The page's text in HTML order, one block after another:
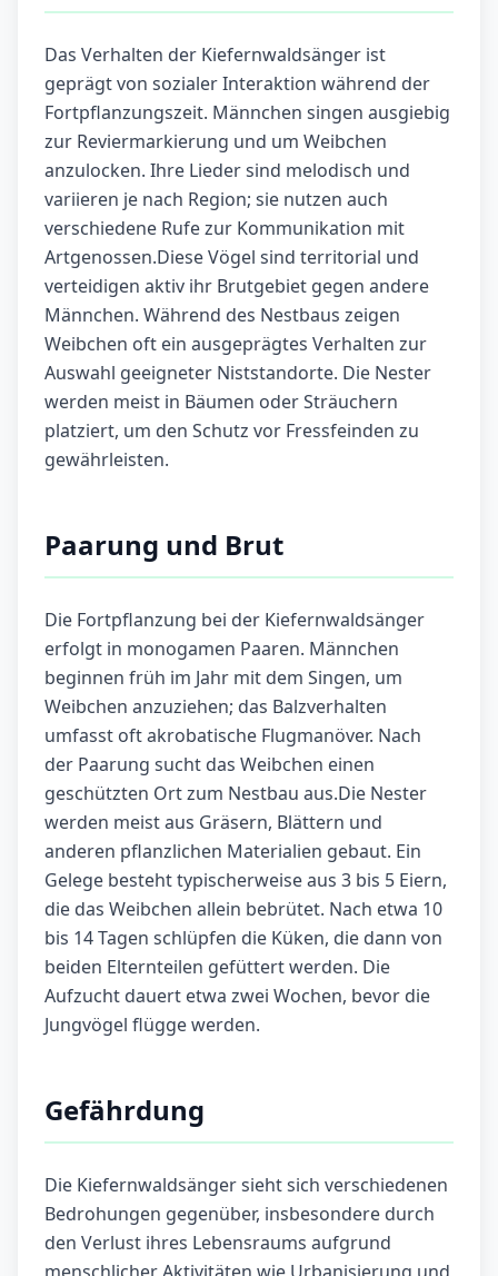
Das Verhalten der Kiefernwaldsänger ist
geprägt von sozialer Interaktion während der
Fortpflanzungszeit. Männchen singen ausgiebig
zur Reviermarkierung und um Weibchen
anzulocken. Ihre Lieder sind melodisch und
variieren je nach Region; sie nutzen auch
verschiedene Rufe zur Kommunikation mit
Artgenossen.Diese Vögel sind territorial und
verteidigen aktiv ihr Brutgebiet gegen andere
Männchen. Während des Nestbaus zeigen
Weibchen oft ein ausgeprägtes Verhalten zur
Auswahl geeigneter Niststandorte. Die Nester
werden meist in Bäumen oder Sträuchern
platziert, um den Schutz vor Fressfeinden zu
gewährleisten.
Paarung und Brut
Die Fortpflanzung bei der Kiefernwaldsänger
erfolgt in monogamen Paaren. Männchen
beginnen früh im Jahr mit dem Singen, um
Weibchen anzuziehen; das Balzverhalten
umfasst oft akrobatische Flugmanöver. Nach
der Paarung sucht das Weibchen einen
geschützten Ort zum Nestbau aus.Die Nester
werden meist aus Gräsern, Blättern und
anderen pflanzlichen Materialien gebaut. Ein
Gelege besteht typischerweise aus 3 bis 5 Eiern,
die das Weibchen allein bebrütet. Nach etwa 10
bis 14 Tagen schlüpfen die Küken, die dann von
beiden Elternteilen gefüttert werden. Die
Aufzucht dauert etwa zwei Wochen, bevor die
Jungvögel flügge werden.
Gefährdung
Die Kiefernwaldsänger sieht sich verschiedenen
Bedrohungen gegenüber, insbesondere durch
den Verlust ihres Lebensraums aufgrund